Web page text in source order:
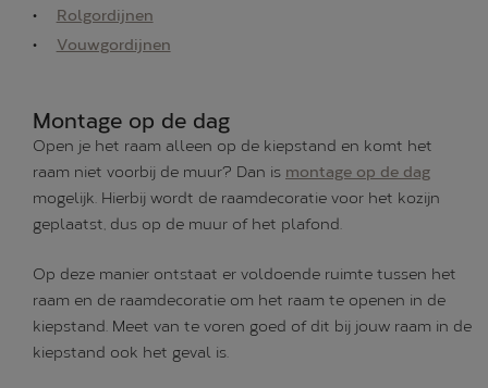
Rolgordijnen
Vouwgordijnen
Montage op de dag
Open je het raam alleen op de kiepstand en komt het
raam niet voorbij de muur? Dan is montage op de dag
mogelijk. Hierbij wordt de raamdecoratie voor het kozijn
geplaatst, dus op de muur of het plafond.
Op deze manier ontstaat er voldoende ruimte tussen het
raam en de raamdecoratie om het raam te openen in de
kiepstand. Meet van te voren goed of dit bij jouw raam in de
kiepstand ook het geval is.